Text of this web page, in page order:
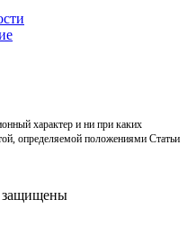
характер и ни при каких
определяемой положениями Статьи
защищены